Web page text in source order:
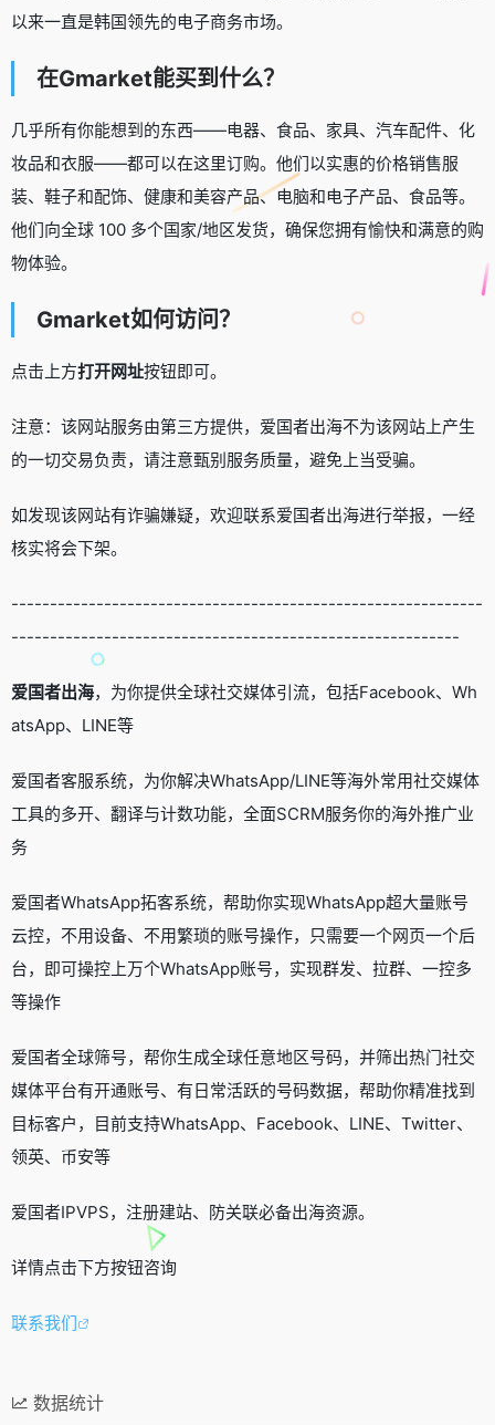
以来一直是韩国领先的电子商务市场。
在Gmarket能买到什么？
几乎所有你能想到的东西——电器、食品、家具、汽车配件、化
妆品和衣服——都可以在这里订购。他们以实惠的价格销售服
装、鞋子和配饰、健康和美容产品、电脑和电子产品、食品等。
他们向全球 100 多个国家/地区发货，确保您拥有愉快和满意的购
物体验。
Gmarket如何访问？
点击上方打开网址按钮即可。
注意：该网站服务由第三方提供，爱国者出海不为该网站上产生
的一切交易负责，请注意甄别服务质量，避免上当受骗。
如发现该网站有诈骗嫌疑，欢迎联系爱国者出海进行举报，一经
核实将会下架。
-------------------------------------------------------------
----------------------------------------------------------
爱国者出海，为你提供全球社交媒体引流，包括Facebook、Wh
atsApp、LINE等
爱国者客服系统，为你解决WhatsApp/LINE等海外常用社交媒体
工具的多开、翻译与计数功能，全面SCRM服务你的海外推广业
务
爱国者WhatsApp拓客系统，帮助你实现WhatsApp超大量账号
云控，不用设备、不用繁琐的账号操作，只需要一个网页一个后
台，即可操控上万个WhatsApp账号，实现群发、拉群、一控多
等操作
爱国者全球筛号，帮你生成全球任意地区号码，并筛出热门社交
媒体平台有开通账号、有日常活跃的号码数据，帮助你精准找到
目标客户，目前支持WhatsApp、Facebook、LINE、Twitter、
领英、币安等
爱国者IPVPS，注册建站、防关联必备出海资源。
详情点击下方按钮咨询
联系我们
数据统计